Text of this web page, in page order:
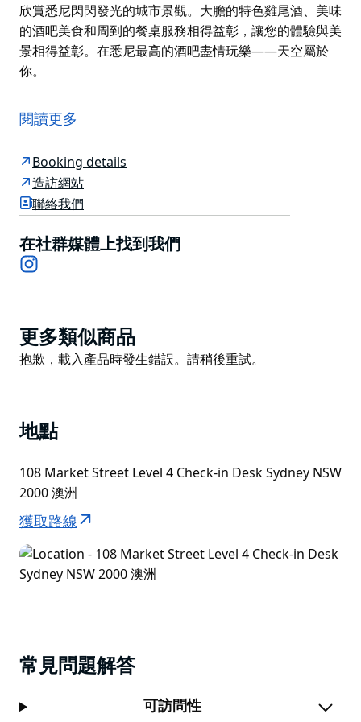
欣賞悉尼閃閃發光的城市景觀。大膽的特色雞尾酒、美味
的酒吧美食和周到的餐桌服務相得益彰，讓您的體驗與美
景相得益彰。在悉尼最高的酒吧盡情玩樂——天空屬於
你。
位於標誌性的悉尼塔中。引人注目的裝飾，帶有微妙的複
古懷舊氣息和壯觀的落地窗，讓高空狂歡者可以 260 度
的酒吧美食和周到的餐桌服務相得益彰，讓您的體驗與美
景相得益彰。在悉尼最高的酒吧盡情玩樂——天空屬於
你。
閱讀更多
Booking details
造訪網站
聯絡我們
在社群媒體上找到我們
Product
List
更多類似商品
Product
抱歉，載入產品時發生錯誤。請稍後重試。
地點
108 Market Street Level 4 Check-in Desk Sydney NSW
2000 澳洲
獲取路線
常見問題解答
可訪問性